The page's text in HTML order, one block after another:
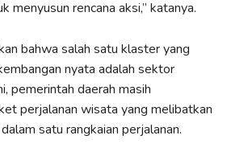
menyusun rencana aksi,” katanya.
bahwa salah satu klaster yang
nyata adalah sektor
pemerintah daerah masih
perjalanan wisata yang melibatkan
satu rangkaian perjalanan.